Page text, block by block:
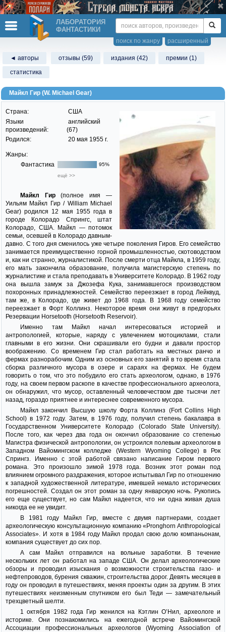
ЛАБОРАТОРИЯ
ФАНТАСТИКИ
расширенный
поиск по жанру
◄ авторы отзывы (59) издания (42)
премии (1)
статистика
Майкл Гир (W. Michael Gear)
Страна:
США
Языки
произведений:
английский
(67)
Родился:
20 мая 1955 г.
Жанры:
Фантастика
95%
ещё >>
Майкл Гир(полное имя —
Уильям Майкл Гир / William Michael
Gear) родился 12 мая 1955 года в
городе Колорадо Спрингс, штат
Колорадо, США. Майкл — потомок
семьи, осевшей в Колорадо давным-
давно. С того дня сменилось уже четыре поколения Гиров. Его семейство
занимается преимущественно горной промышленностью, скотоводством
и, как ни странно, журналистикой. После смерти отца Майкла, в 1959 году,
его мать закончила образование, получила магистерскую степень по
журналистике и стала преподавать в Университете Колорадо. В 1962 году
она вышла замуж за Джозефа Кука, занимавшегося производством
похоронных принадлежностей. Семейство переезжает в город Лейквуд,
там же, в Колорадо, где живет до 1968 года. В 1968 году семейство
переезжает в Форт Коллинз. Некоторое время они живут в предгорьях
Резервации Horsetooth (Horsetooth Reservoir).
Именно там Майкл начал интересоваться историей и
антропологией, которые, наряду с увлечением мотоциклами, стали
главными в его жизни. Они скрашивали его будни и давали простор
воображению. Со временем Гир стал работать на местных ранчо и
фермах разнорабочим. Одним из основных его занятий в то время стала
сборка различного мусора в озере и сараях на фермах. Не будем
говорить о том, что это побудило его стать археологом, однако, в 1976
году, на своем первом раскопе в качестве профессионального археолога,
он обнаружил, что мусор, оставленный человечеством две тысячи лет
назад, гораздо приятнее и интереснее современного мусора.
Майкл закончил Высшую школу Форта Коллинз (Fort Collins High
School) в 1972 году. Затем, в 1976 году, получил степень бакалавра в
Государственном Университете Колорадо (Colorado State University).
После того, как через два года он окончил образование со степенью
Магистра физической антропологии, он устроился полевым археологом в
Западном Вайомингском колледже (Western Wyoming College) в Рок
Спрингз. Именно с этой работой связано написание Гиром первого
романа. Это произошло зимой 1978 года. Возник этот роман под
влиянием огромного раздражения, которое испытывал Гир по отношению
к западной художественной литературе, имевшей немало исторических
погрешностей. Создал он этот роман за одну январскую ночь. Рукопись
его еще существует, но сам Майкл надеется, что ни одна живая душа
никогда ее не увидит.
В 1981 году Майкл Гир, вместе с двумя партнерами, создает
археологическую консультационную компанию «Pronghorn Anthropological
Associates». И хотя в 1984 году Майкл продал свою долю компаньонам,
компания существует до сих пор.
А сам Майкл отправился на вольные заработки. В течение
нескольких лет он работал на западе США. Он делал археологические
обзоры и проводил изыскания о возможности строительства газо- и
нефтепроводов, бурения скважин, строительства дорог. Девять месяцев в
году он проводил в путешествиях, меняя проекты один за другим. В этих
путешествиях неизменным спутником его был Теди — замечательный
трехцветный шелти.
1 октября 1982 года Гир женился на Кэтлин О’Нил, археологе и
историке. Они познакомились на ежегодной встрече Вайомингской
Ассоциации профессиональных археологов (Wyoming Association of